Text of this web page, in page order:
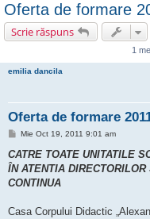
Oferta de formare
Scrie răspuns
1
emilia dancila
Oferta de formare
M
s
j
Mie Oct 19, 2011 9:01 am
CATRE TOATE UNITATILE
ÎN ATENTIA
CONTINUA
Casa Corpului Didactic